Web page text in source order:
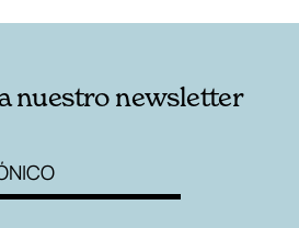
nuestro newsletter